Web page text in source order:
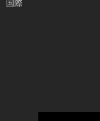
国際